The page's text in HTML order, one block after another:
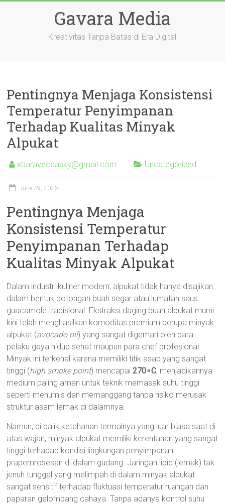
Gavara Media
Kreativitas Tanpa Batas di Era Digital
Pentingnya Menjaga Konsistensi
Temperatur Penyimpanan
Terhadap Kualitas Minyak
Alpukat
xbaravecaasky@gmail.com Uncategorized
June 29, 2026
Pentingnya Menjaga
Konsistensi Temperatur
Penyimpanan Terhadap
Kualitas Minyak Alpukat
Dalam industri kuliner modern, alpukat tidak hanya disajikan
dalam bentuk potongan buah segar atau lumatan saus
guacamole tradisional. Ekstraksi daging buah alpukat murni
kini telah menghasilkan komoditas premium berupa minyak
alpukat (avocado oil) yang sangat digemari oleh para
pelaku gaya hidup sehat maupun para chef profesional.
Minyak ini terkenal karena memiliki titik asap yang sangat
tinggi (high smoke point) mencapai270∘C, menjadikannya
medium paling aman untuk teknik memasak suhu tinggi
seperti menumis dan memanggang tanpa risiko merusak
struktur asam lemak di dalamnya.
Namun, di balik ketahanan termalnya yang luar biasa saat di
atas wajan, minyak alpukat memiliki kerentanan yang sangat
tinggi terhadap kondisi lingkungan penyimpanan
prapemrosesan di dalam gudang. Jaringan lipid (lemak) tak
jenuh tunggal yang melimpah di dalam minyak alpukat
sangat sensitif terhadap fluktuasi temperatur ruangan dan
paparan gelombang cahaya. Tanpa adanya kontrol suhu